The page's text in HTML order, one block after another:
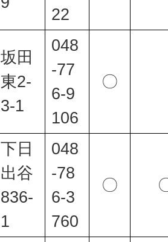
22
坂田
東2-
3-1
048
-77
6-9
106
〇
下日
出谷
836-
1
048
-78
6-3
760
〇